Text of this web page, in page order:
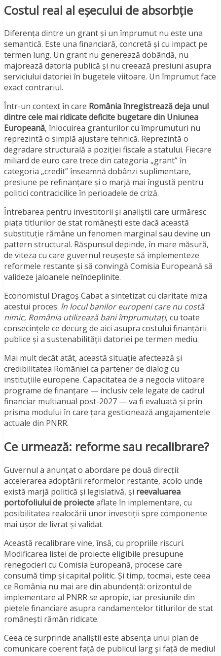
Costul real al eșecului de absorbție
Diferența dintre un grant și un împrumut nu este una
semantică. Este una financiară, concretă și cu impact pe
termen lung. Un grant nu generează dobândă, nu
majorează datoria publică și nu creează presiuni asupra
serviciului datoriei în bugetele viitoare. Un împrumut face
exact contrariul.
Într-un context în care România înregistrează deja unul
dintre cele mai ridicate deficite bugetare din Uniunea
Europeană, înlocuirea granturilor cu împrumuturi nu
reprezintă o simplă ajustare tehnică. Reprezintă o
degradare structurală a poziției fiscale a statului. Fiecare
miliard de euro care trece din categoria „grant” în
categoria „credit” înseamnă dobânzi suplimentare,
presiune pe refinanțare și o marjă mai îngustă pentru
politici contracicilice în perioadele de criză.
Întrebarea pentru investitorii și analiștii care urmăresc
piața titlurilor de stat românești este dacă această
substituție rămâne un fenomen marginal sau devine un
pattern structural. Răspunsul depinde, în mare măsură,
de viteza cu care guvernul reușește să implementeze
reformele restante și să convingă Comisia Europeană să
valideze jaloanele neîndeplinite.
Economistul Dragoș Cabat a sintetizat cu claritate miza
acestui proces: în locul banilor europeni care nu costă
nimic, România utilizează bani împrumutați, cu toate
consecințele ce decurg de aici asupra costului finanțării
publice și a sustenabilității datoriei pe termen mediu.
Mai mult decât atât, această situație afectează și
credibilitatea României ca partener de dialog cu
instituțiile europene. Capacitatea de a negocia viitoare
programe de finanțare — inclusiv cele legate de cadrul
financiar multianual post-2027 — va fi evaluată și prin
prisma modului în care țara gestionează angajamentele
actuale din PNRR.
Ce urmează: reforme sau recalibrare?
Guvernul a anunțat o abordare pe două direcții:
accelerarea adoptării reformelor restante, acolo unde
există marjă politică și legislativă, și reevaluarea
portofoliului de proiecteaflate în implementare, cu
posibilitatea realocării unor investiții spre componente
mai ușor de livrat și validat.
Această recalibrare vine, însă, cu propriile riscuri.
Modificarea listei de proiecte eligibile presupune
renegocieri cu Comisia Europeană, procese care
consumă timp și capital politic. Și timp, tocmai, este ceea
ce România nu mai are din abundență: orizontul de
implementare al PNRR se apropie, iar presiunile din
piețele financiare asupra randamentelor titlurilor de stat
românești rămân ridicate.
Ceea ce surprinde analiștii este absența unui plan de
comunicare coerent față de publicul larg și față de mediul